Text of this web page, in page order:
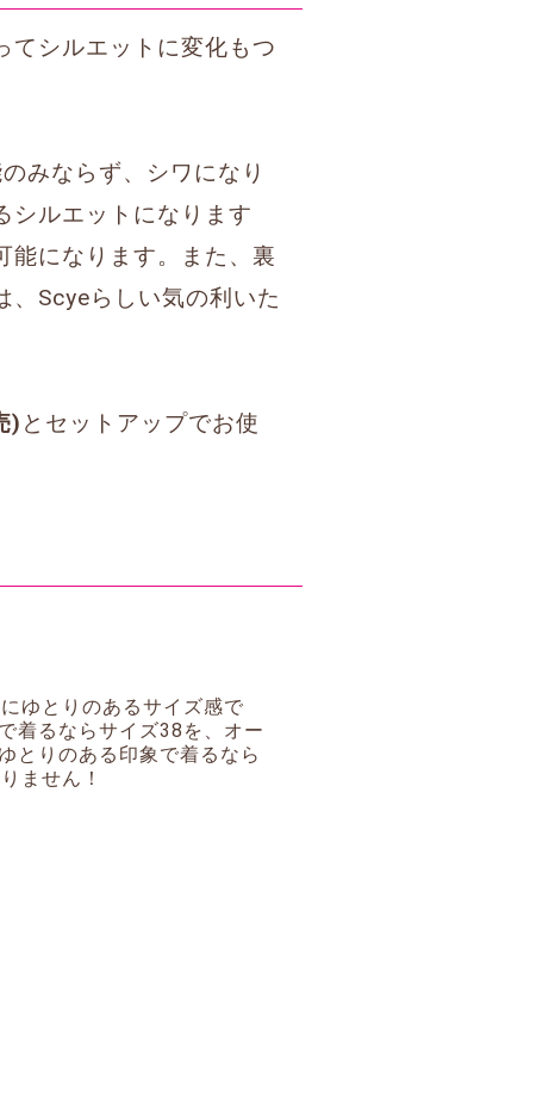
てシルエットに変化もつ
みならず、シワになり
シルエットになります
能になります。また、裏
、Scyeらしい気の利いた
) とセットアップでお使
ゆとりのあるサイズ感で
着るならサイズ38を、オー
とりのある印象で着るなら
ません！